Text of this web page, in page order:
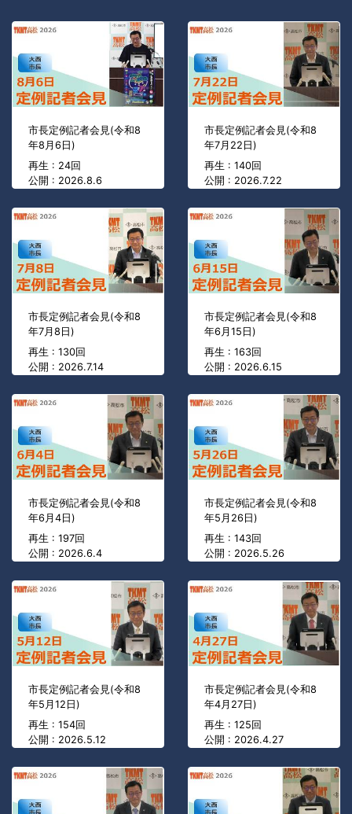
市長定例記者会見(令和8
年8月6日)
再生 : 24回
公開 : 2026.8.6
市長定例記者会見(令和8
年7月22日)
再生 : 140回
公開 : 2026.7.22
市長定例記者会見(令和8
年7月8日)
再生 : 130回
公開 : 2026.7.14
市長定例記者会見(令和8
年6月15日)
再生 : 163回
公開 : 2026.6.15
市長定例記者会見(令和8
年6月4日)
再生 : 197回
公開 : 2026.6.4
市長定例記者会見(令和8
年5月26日)
再生 : 143回
公開 : 2026.5.26
市長定例記者会見(令和8
年5月12日)
再生 : 154回
公開 : 2026.5.12
市長定例記者会見(令和8
年4月27日)
再生 : 125回
公開 : 2026.4.27